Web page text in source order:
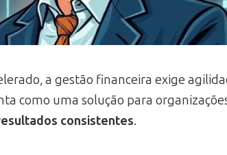
a gestão financeira exige
como uma solução para
consistentes.